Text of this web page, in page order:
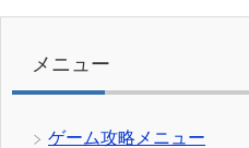
リ
メニュー
ゲーム攻略メニュー